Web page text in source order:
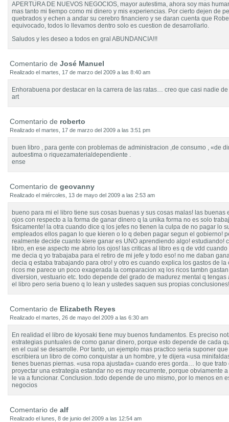
APERTURA DE NUEVOS NEGOCIOS, mayor autestima, ahora soy mas
mas tanto mi tiempo como mi dinero y mis experiencias. Por cierto dejen de
quebrados y echen a andar su cerebro financiero y se daran cuenta que
equivocado, todos lo llevamos dentro solo es cuestion de desarrollarlo.
Saludos y les deseo a todos en gral ABUNDANCIA!!!
Comentario de José Manuel
Realizado el martes, 17 de marzo del 2009 a las 8:40 am
Enhorabuena por destacar en la carrera de las ratas… creo que casi nadie
art
Comentario de roberto
Realizado el martes, 17 de marzo del 2009 a las 3:51 pm
buen libro , para gente con problemas de administracion ,de consumo , «de
autoestima o riquezamaterialdependiente .
ense
Comentario de geovanny
Realizado el miércoles, 13 de mayo del 2009 a las 2:53 am
bueno para mi el libro tiene sus cosas buenas y sus cosas malas! las buenas
ojos con respecto a la forma de ganar dinero q la unika forma no es solo
fisicamente! la otra cuando dice q los jefes no tienen la culpa de no pagar lo
empleados ellos pagan lo que kieren o lo q deben pagar segun el gobierno!
realmente decide cuanto kiere ganar es UNO aprendiendo algo! estudiando!
libro, en ese aspecto me abrio los ojos! las criticas al libro es q de vdd
me decia q yo trabajaba para el retiro de mi jefe y todo eso! no me daban
decia q estaba trabajando para otro! y otro es cuando explica los gastos de la
ricos me parece un poco exagerada la comparacion xq los ricos tambn
diversion, vestuario etc. todo depende del grado de madurez mental q tengas
el libro pero seria bueno q lo lean y ustedes saquen sus propias conclusiones!
Comentario de Elizabeth Reyes
Realizado el martes, 26 de mayo del 2009 a las 6:30 am
En realidad el libro de kiyosaki tiene muy buenos fundamentos. Es preciso
estrategias puntuales de como ganar dinero, porque esto depende de cada
en el cual se desarrolle. Por tanto, un ejemplo mas practico seria suponer
escribiera un libro de como conquistar a un hombre, y te dijera «usa
tienes buenas piernas. «usa ropa ajustada» cuando eres gorda… lo que trato
proyectar una estrategia estandar no es muy recurrente, porque obviamente
le va a funcionar. Conclusion..todo depende de uno mismo, por lo menos en
negocios
Comentario de alf
Realizado el lunes, 8 de junio del 2009 a las 12:54 am